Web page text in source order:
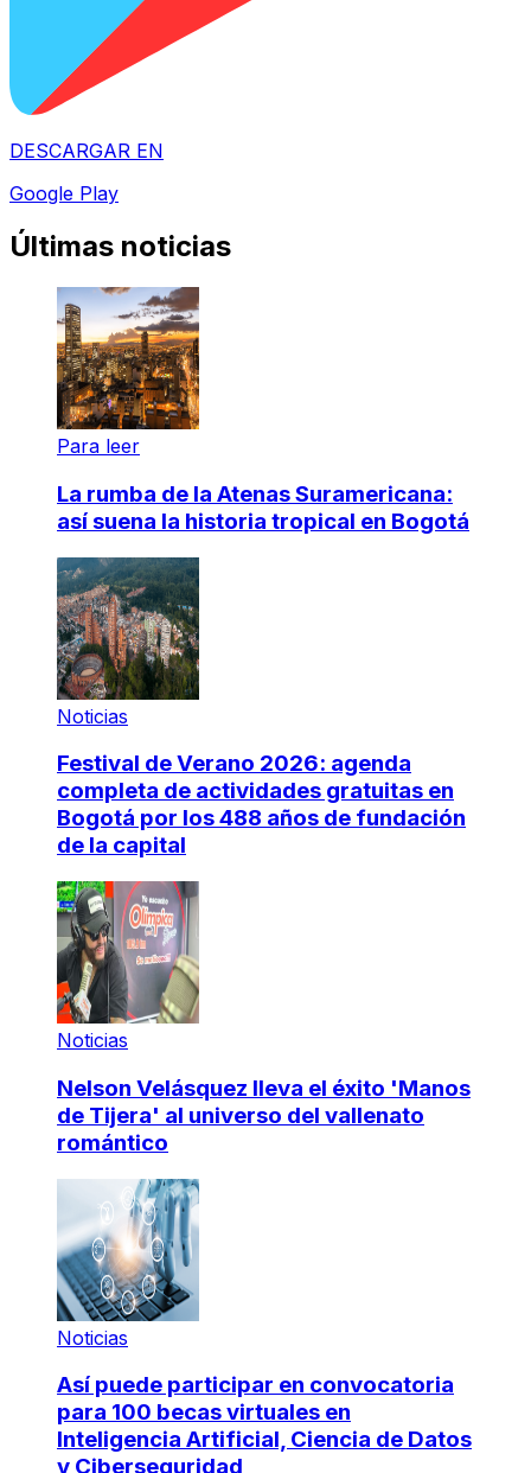
DESCARGAR EN
Google Play
Últimas noticias
Para leer
La rumba de la Atenas Suramericana:
así suena la historia tropical en Bogotá
Noticias
Festival de Verano 2026: agenda
completa de actividades gratuitas en
Bogotá por los 488 años de fundación
de la capital
Noticias
Nelson Velásquez lleva el éxito 'Manos
de Tijera' al universo del vallenato
romántico
Noticias
Así puede participar en convocatoria
para 100 becas virtuales en
Inteligencia Artificial, Ciencia de Datos
y Ciberseguridad